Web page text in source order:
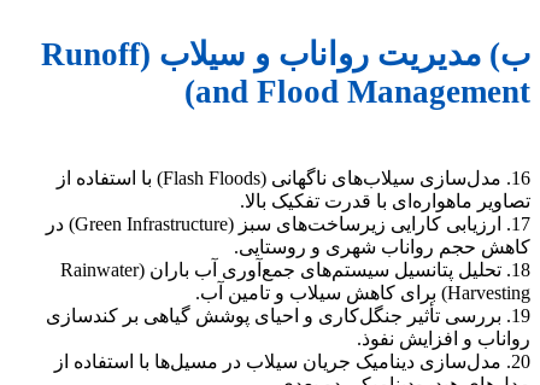
ب) مدیریت رواناب و سیلاب (Runoff
and Flood Management)
16. مدل‌سازی سیلاب‌های ناگهانی (Flash Floods) با استفاده از
تصاویر ماهواره‌ای با قدرت تفکیک بالا.
17. ارزیابی کارایی زیرساخت‌های سبز (Green Infrastructure) در
کاهش حجم رواناب شهری و روستایی.
18. تحلیل پتانسیل سیستم‌های جمع‌آوری آب باران (Rainwater
Harvesting) برای کاهش سیلاب و تامین آب.
19. بررسی تأثیر جنگل‌کاری و احیای پوشش گیاهی بر کندسازی
رواناب و افزایش نفوذ.
20. مدل‌سازی دینامیک جریان سیلاب در مسیل‌ها با استفاده از